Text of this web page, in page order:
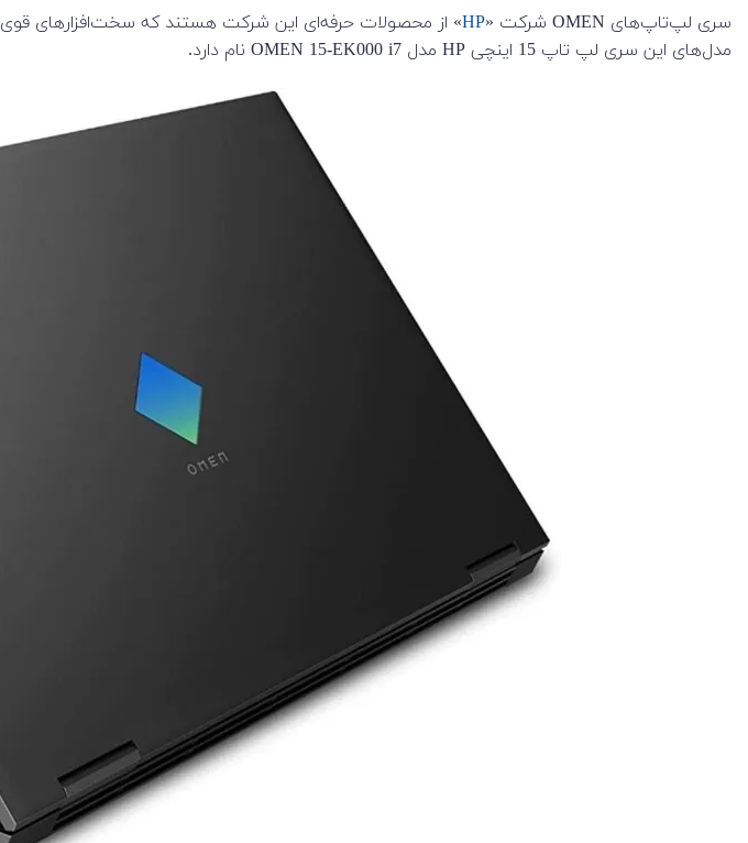
سری لپ‌تاپ‌های OMEN شرکت « HP» از محصولات حرفه‌ای این شرکت هستند که سخت‌افزارهای قوی
مدل‌های این سری لپ تاپ 15 اینچی HP مدل OMEN 15-EK000 i7 نام دارد.